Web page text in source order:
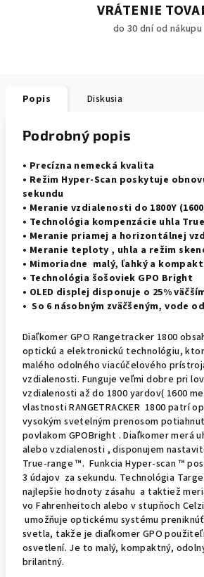
VRÁTENIE
do 30 dní od nákupu
Popis Diskusia
Podrobný popis
• Precízna nemecká kvalita
• Režim Hyper-Scan poskytuje
sekundu
• Meranie vzdialenosti do 1800Y
• Technológia kompenzácie uhla
• Meranie priamej a horizontálnej
• Meranie teploty , uhla a režim
• Mimoriadne malý, ľahký a
• Technológia šošoviek GPO Bright
• OLED displej disponuje o 25%
• So 6 násobným zväčšeným, vode
Diaľkomer GPO Rangetracker 1800
optickú a elektronickú technológiu,
malého odolného viacúčelového
vzdialenosti. Funguje veľmi dobre pri
vzdialenosti až do 1800 yardov( 1600
vlastnosti RANGETRACKER 1800 patrí
vysokým svetelným prenosom
povlakom GPOBright . Diaľkomer merá
alebo vzdialenosti , disponujem
True-range ™. Funkcia Hyper-scan ™
3 údajov za sekundu. Technológia
najlepšie hodnoty zásahu a taktiež
vo Fahrenheitoch alebo v stupňoch
umožňuje optickému systému
svetla, takže je diaľkomer GPO
osvetlení. Je to malý, kompaktný,
brilantný.